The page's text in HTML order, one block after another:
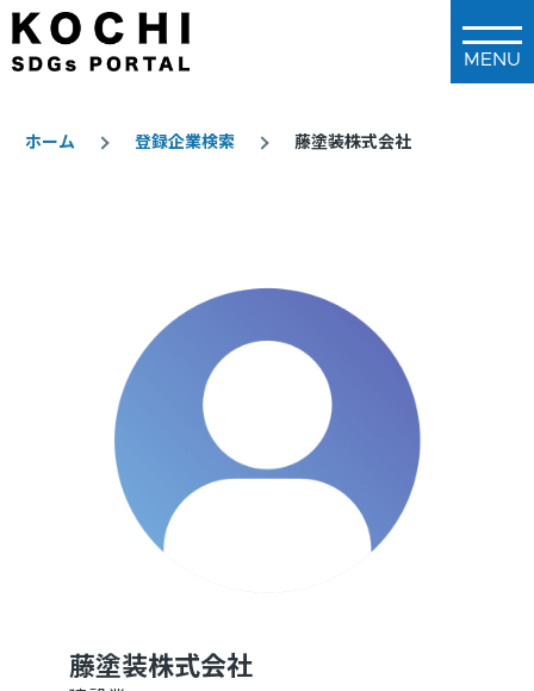
メインコンテンツに移動
ホーム 登録企業検索 藤塗装株式会社
藤塗装株式会社